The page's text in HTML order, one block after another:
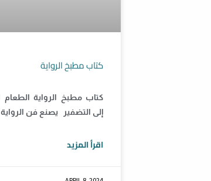
كتاب مطبخ الرواية
كتاب مطبخ الرواية
إلى التضفير يصنع فن الرواية
اقرأ المزيد